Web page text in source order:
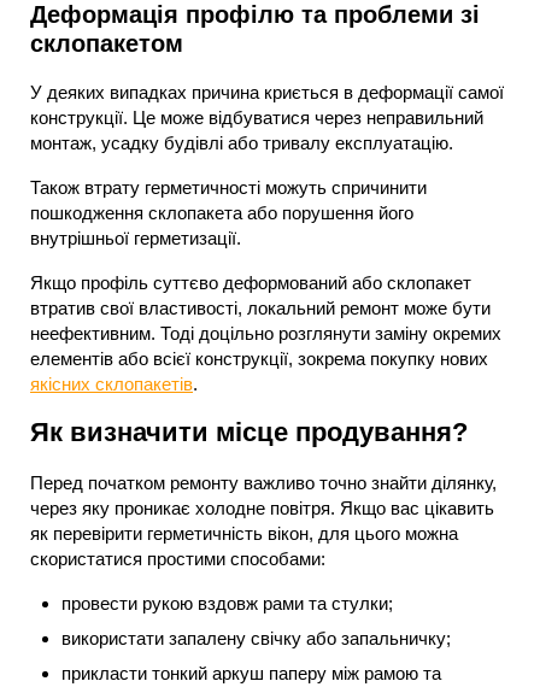
Деформація профілю та проблеми зі
склопакетом
У деяких випадках причина криється в деформації самої
конструкції. Це може відбуватися через неправильний
монтаж, усадку будівлі або тривалу експлуатацію.
Також втрату герметичності можуть спричинити
пошкодження склопакета або порушення його
внутрішньої герметизації.
Якщо профіль суттєво деформований або склопакет
втратив свої властивості, локальний ремонт може бути
неефективним. Тоді доцільно розглянути заміну окремих
елементів або всієї конструкції, зокрема покупку нових
якісних склопакетів.
Як визначити місце продування?
Перед початком ремонту важливо точно знайти ділянку,
через яку проникає холодне повітря. Якщо вас цікавить
як перевірити герметичність вікон, для цього можна
скористатися простими способами:
провести рукою вздовж рами та стулки;
використати запалену свічку або запальничку;
прикласти тонкий аркуш паперу між рамою та